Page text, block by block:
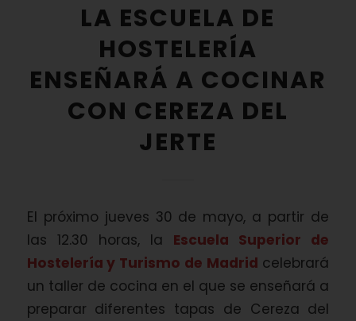
LA ESCUELA DE
HOSTELERÍA
ENSEÑARÁ A COCINAR
CON CEREZA DEL
JERTE
El próximo jueves 30 de mayo, a partir de
las 12.30 horas, la Escuela Superior de
Hostelería y Turismo de Madrid celebrará
un taller de cocina en el que se enseñará a
preparar diferentes tapas de Cereza del